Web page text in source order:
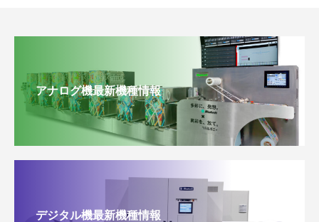
アナログ機最新機種情報
デジタル機最新機種情報